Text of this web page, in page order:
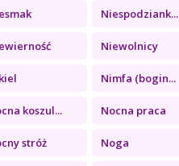
Niespodziank...
Niewolnicy
Nimfa (bogin...
koszul... Nocna praca
stróż Noga